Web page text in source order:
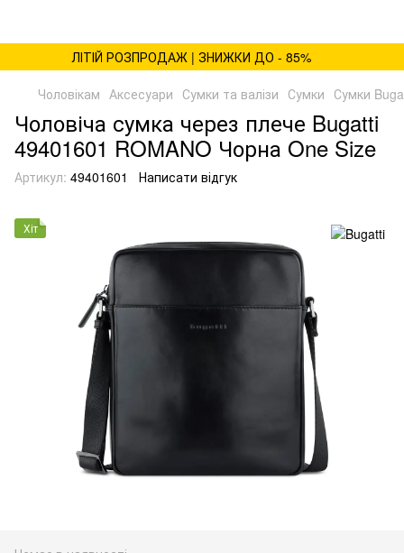
ЛІТІЙ РОЗПРОДАЖ | ЗНИЖКИ ДО - 85%
Чоловікам Аксесуари Сумки та валізи Сумки Сумки
Чоловіча сумка через плече Bugatti
49401601 ROMANO Чорна One Size
Артикул: 49401601 Написати відгук
Хіт